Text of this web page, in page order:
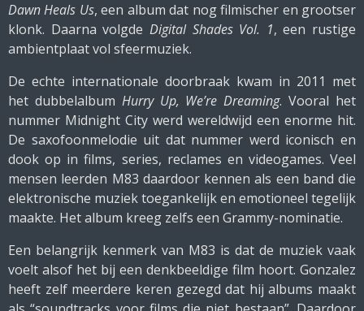
Dawn Heals Us, een album dat nog filmischer en grootser
klonk. Daarna volgde Digital Shades Vol. 1, een rustige
ambientplaat vol sfeermuziek.
De echte internationale doorbraak kwam in 2011 met
het dubbelalbum Hurry Up, We’re Dreaming. Vooral het
nummer Midnight City werd wereldwijd een enorme hit.
De saxofoonmelodie uit dat nummer werd iconisch en
dook op in films, series, reclames en videogames. Veel
mensen leerden M83 daardoor kennen als een band die
elektronische muziek toegankelijk en emotioneel tegelijk
maakte. Het album kreeg zelfs een Grammy-nominatie.
Een belangrijk kenmerk van M83 is dat de muziek vaak
voelt alsof het bij een denkbeeldige film hoort. Gonzalez
heeft zelf meerdere keren gezegd dat hij albums maakt